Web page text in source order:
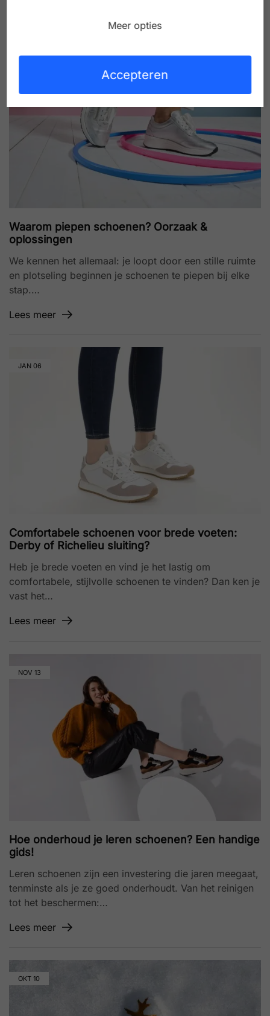
MRT
Waarom piepen schoenen? Oorzaak &
oplossingen
We kennen het allemaal: je loopt door een stille ruimte
en plotseling beginnen je schoenen te piepen bij elke
stap.…
Lees meer
JAN 06
Comfortabele schoenen voor brede voeten:
Derby of Richelieu sluiting?
Heb je brede voeten en vind je het lastig om
comfortabele, stijlvolle schoenen te vinden? Dan ken je
vast het…
Lees meer
NOV 13
Hoe onderhoud je leren schoenen? Een handige
gids!
Leren schoenen zijn een investering die jaren meegaat,
tenminste als je ze goed onderhoudt. Van het reinigen
tot het beschermen:…
Lees meer
OKT 10
Meer opties
Accepteren